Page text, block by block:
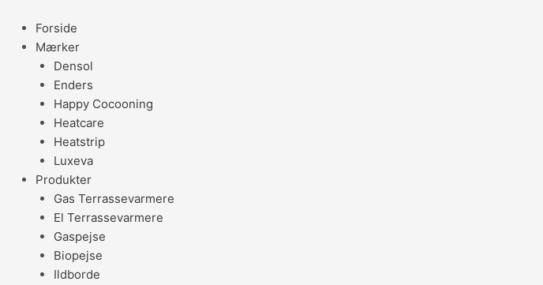
indholdet
Forside
Mærker
Densol
Enders
Happy Cocooning
Heatcare
Heatstrip
Luxeva
Produkter
Gas Terrassevarmere
El Terrassevarmere
Gaspejse
Biopejse
Ildborde